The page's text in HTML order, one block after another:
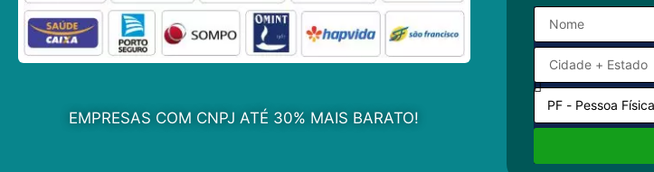
EMPRESAS COM CNPJ ATÉ 30% MAIS BARATO!